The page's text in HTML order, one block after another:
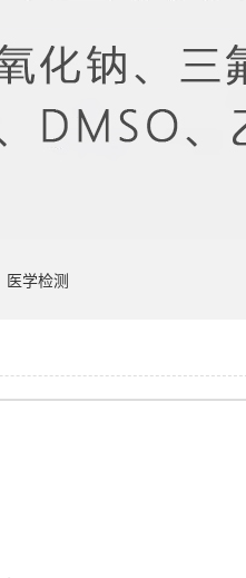
医学检测